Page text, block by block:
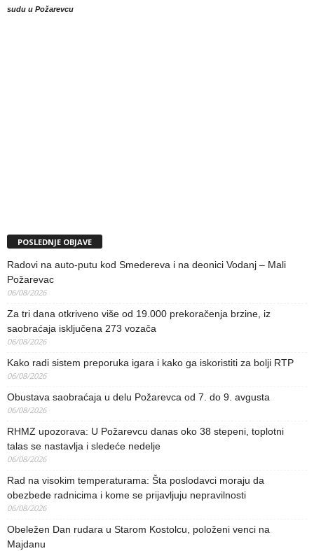
sudu u Požarevcu
POSLEDNJE OBJAVE
Radovi na auto-putu kod Smedereva i na deonici Vodanj – Mali
Požarevac
06/08/2026
Za tri dana otkriveno više od 19.000 prekoračenja brzine, iz
saobraćaja isključena 273 vozača
06/08/2026
Kako radi sistem preporuka igara i kako ga iskoristiti za bolji RTP
06/08/2026
Obustava saobraćaja u delu Požarevca od 7. do 9. avgusta
06/08/2026
RHMZ upozorava: U Požarevcu danas oko 38 stepeni, toplotni
talas se nastavlja i sledeće nedelje
06/08/2026
Rad na visokim temperaturama: Šta poslodavci moraju da
obezbede radnicima i kome se prijavljuju nepravilnosti
06/08/2026
Obeležen Dan rudara u Starom Kostolcu, položeni venci na
Majdanu